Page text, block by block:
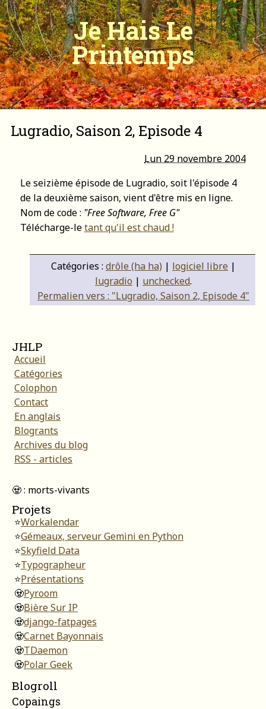
Je Hais Le
Printemps
Lugradio, Saison 2, Episode 4
Lun 29 novembre 2004
Le seizième épisode de Lugradio, soit l'épisode 4
de la deuxième saison, vient d'être mis en ligne.
Nom de code : "Free Software, Free G"
Télécharge-letant qu'il est chaud !
Catégories :drôle (ha ha) | logiciel libre |
lugradio | unchecked.
Permalien vers : "Lugradio, Saison 2, Episode 4"
JHLP
Accueil
Catégories
Colophon
Contact
En anglais
Blogrants
Archives du blog
RSS - articles
🧟 : morts-vivants
Projets
⭐Workalendar
⭐Gémeaux, serveur Gemini en Python
⭐Skyfield Data
⭐Typographeur
⭐Présentations
🧟Pyroom
🧟Bière Sur IP
🧟django-fatpages
🧟Carnet Bayonnais
🧟TDaemon
🧟Polar Geek
Blogroll
Copaings